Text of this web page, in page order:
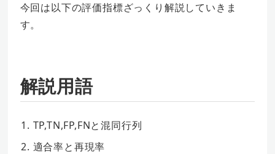
今回は以下の評価指標ざっくり解説していきま
す。
解説用語
TP,TN,FP,FNと混同行列
適合率と再現率